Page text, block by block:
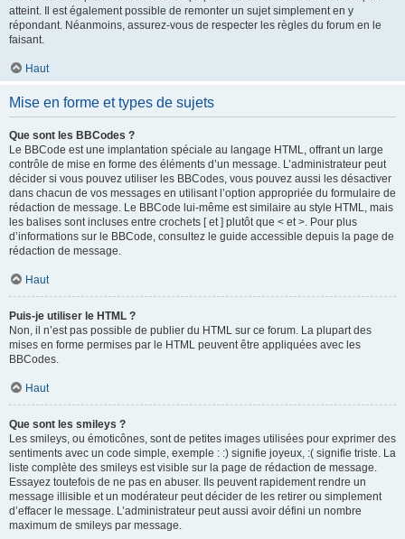
atteint. Il est également possible de remonter un sujet simplement en y
répondant. Néanmoins, assurez-vous de respecter les règles du forum en le
faisant.
Haut
Mise en forme et types de sujets
Que sont les BBCodes ?
Le BBCode est une implantation spéciale au langage HTML, offrant un large
contrôle de mise en forme des éléments d’un message. L’administrateur peut
décider si vous pouvez utiliser les BBCodes, vous pouvez aussi les désactiver
dans chacun de vos messages en utilisant l’option appropriée du formulaire de
rédaction de message. Le BBCode lui-même est similaire au style HTML, mais
les balises sont incluses entre crochets [ et ] plutôt que < et >. Pour plus
d’informations sur le BBCode, consultez le guide accessible depuis la page de
rédaction de message.
Haut
Puis-je utiliser le HTML ?
Non, il n’est pas possible de publier du HTML sur ce forum. La plupart des
mises en forme permises par le HTML peuvent être appliquées avec les
BBCodes.
Haut
Que sont les smileys ?
Les smileys, ou émoticônes, sont de petites images utilisées pour exprimer des
sentiments avec un code simple, exemple : :) signifie joyeux, :( signifie triste. La
liste complète des smileys est visible sur la page de rédaction de message.
Essayez toutefois de ne pas en abuser. Ils peuvent rapidement rendre un
message illisible et un modérateur peut décider de les retirer ou simplement
d’effacer le message. L’administrateur peut aussi avoir défini un nombre
maximum de smileys par message.